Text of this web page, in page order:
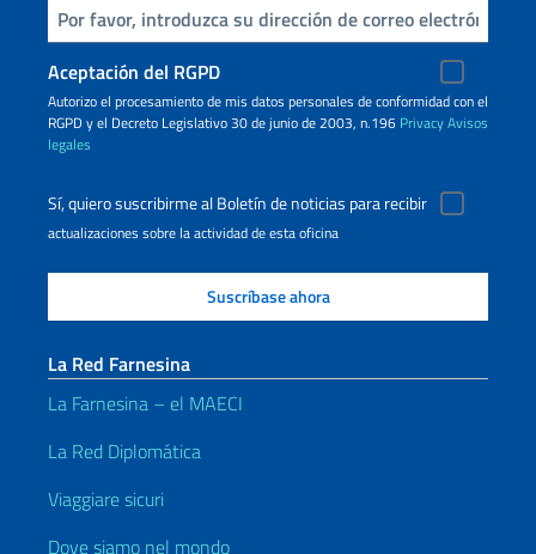
Inserta tu correo electronico
Aceptación del RGPD
Autorizo ​​el procesamiento de mis datos personales de conformidad con el
RGPD y el Decreto Legislativo 30 de junio de 2003, n.196 PrivacyAvisos
legales
Sí, quiero suscribirme al Boletín de noticias para recibir
actualizaciones sobre la actividad de esta oficina
La Red Farnesina
La Farnesina – el MAECI
La Red Diplomática
Viaggiare sicuri
Dove siamo nel mondo